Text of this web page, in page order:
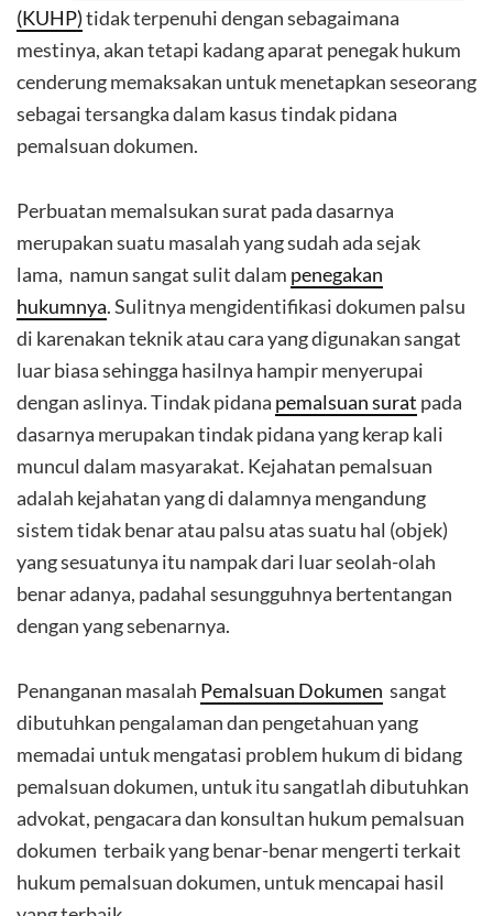
(KUHP)tidak terpenuhi dengan sebagaimana
mestinya, akan tetapi kadang aparat penegak hukum
cenderung memaksakan untuk menetapkan seseorang
sebagai tersangka dalam kasus tindak pidana
pemalsuan dokumen.
Perbuatan memalsukan surat pada dasarnya
merupakan suatu masalah yang sudah ada sejak
lama, namun sangat sulit dalam penegakan
hukumnya. Sulitnya mengidentifikasi dokumen palsu
di karenakan teknik atau cara yang digunakan sangat
luar biasa sehingga hasilnya hampir menyerupai
dengan aslinya. Tindak pidana pemalsuan surat pada
dasarnya merupakan tindak pidana yang kerap kali
muncul dalam masyarakat. Kejahatan pemalsuan
adalah kejahatan yang di dalamnya mengandung
sistem tidak benar atau palsu atas suatu hal (objek)
yang sesuatunya itu nampak dari luar seolah-olah
benar adanya, padahal sesungguhnya bertentangan
dengan yang sebenarnya.
Penanganan masalah Pemalsuan Dokumen sangat
dibutuhkan pengalaman dan pengetahuan yang
memadai untuk mengatasi problem hukum di bidang
pemalsuan dokumen, untuk itu sangatlah dibutuhkan
advokat, pengacara dan konsultan hukum pemalsuan
dokumen terbaik yang benar-benar mengerti terkait
hukum pemalsuan dokumen, untuk mencapai hasil